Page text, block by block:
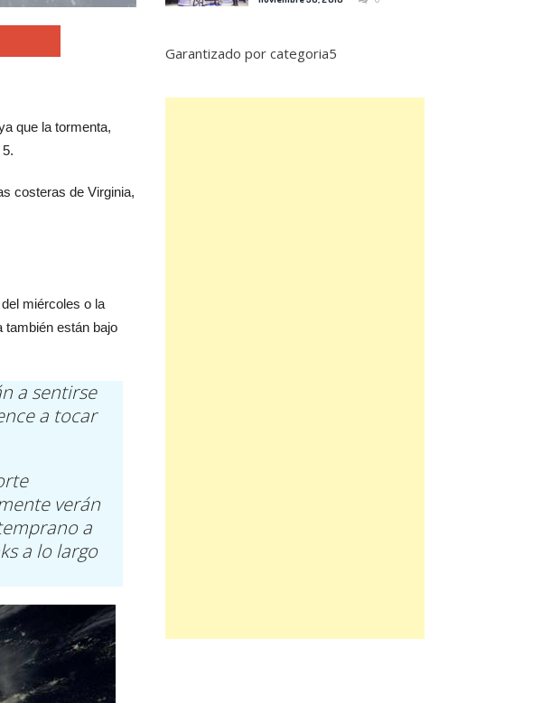
que la tormenta,
costeras de Virginia,
miércoles o la
también están bajo
a sentirse
a tocar
verán
a
a lo largo
Garantizado por categoria5